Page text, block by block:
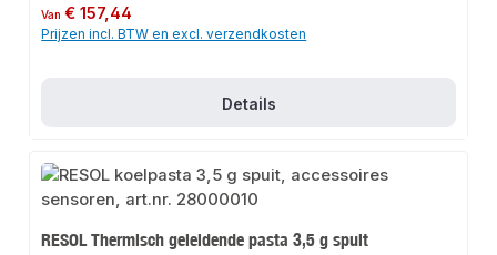
Normale prijs:
Van€ 157,44
Prijzen incl. BTW en excl. verzendkosten
Details
RESOL Thermisch geleidende pasta 3,5 g spuit